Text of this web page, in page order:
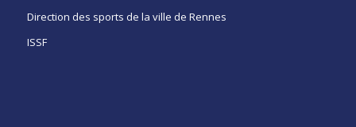
Direction des sports de la ville de Rennes
ISSF